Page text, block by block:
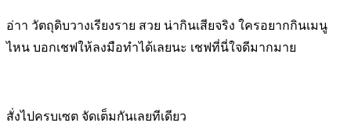
อ่าา วัตถุดิบวางเรียงราย สวย น่ากินเสียจริง ใครอยากกินเมนู
ไหน บอกเชฟให้ลงมือทำได้เลยนะ เชฟที่นี่ใจดีมากมาย
สั่งไปครบเซต จัดเต็มกันเลยทีเดียว